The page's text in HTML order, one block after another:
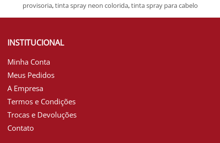
provisoria,tinta spray neon colorida,tinta spray para cabelo
INSTITUCIONAL
Minha Conta
Meus Pedidos
A Empresa
Termos e Condições
Trocas e Devoluções
Contato